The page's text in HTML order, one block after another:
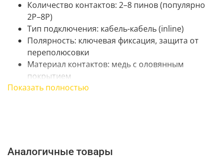
Количество контактов: 2–8 пинов (популярно
2P–8P)
Тип подключения: кабель-кабель (inline)
Полярность: ключевая фиксация, защита от
переполюсовки
Материал контактов: медь с оловянным
покрытием
Материал корпуса: нейлон UL94V-0
Сопротивление контакта: ≤ 10 мΩ
Диэлектрическая прочность: 1000 В AC (1
Показать полностью
Аналогичные товары